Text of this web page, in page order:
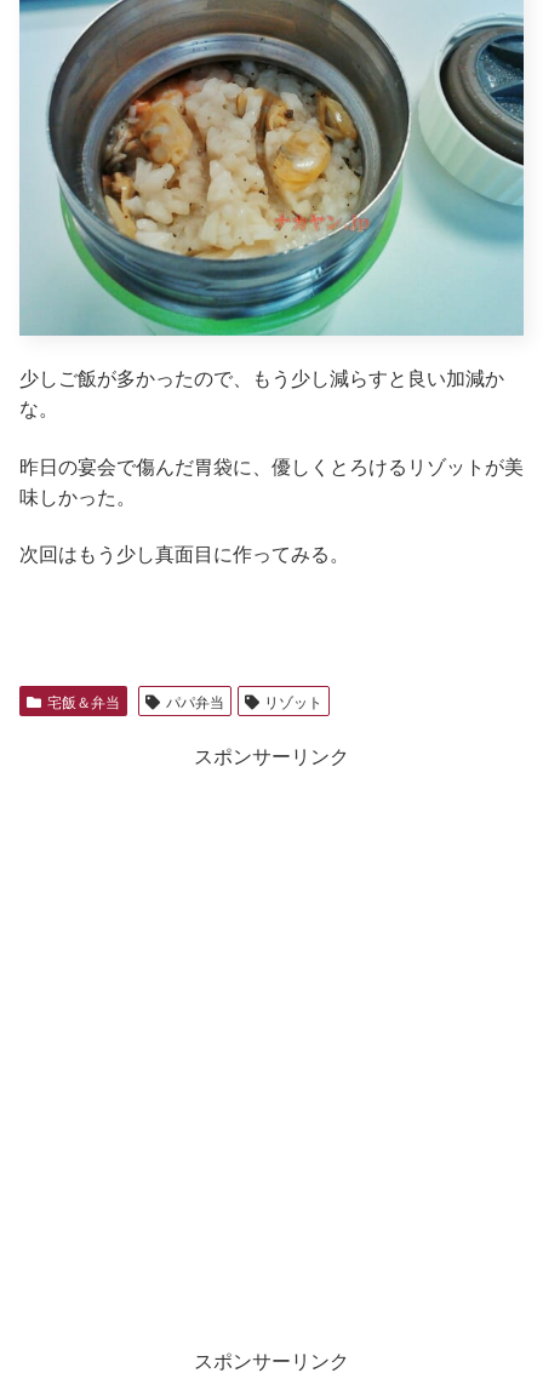
少しご飯が多かったので、もう少し減らすと良い加減か
な。
昨日の宴会で傷んだ胃袋に、優しくとろけるリゾットが美
味しかった。
次回はもう少し真面目に作ってみる。
宅飯＆弁当 パパ弁当 リゾット
スポンサーリンク
スポンサーリンク